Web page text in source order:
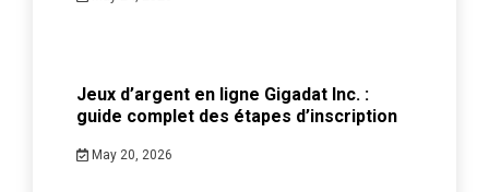
Jeux d’argent en ligne Gigadat Inc. :
guide complet des étapes d’inscription
May 20, 2026